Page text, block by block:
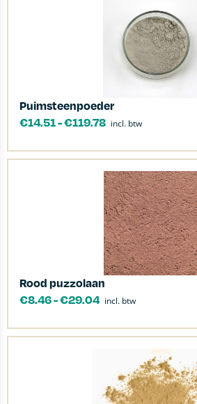
Puimsteenpoeder
€14.51-€119.78 incl. btw
Rood puzzolaan
€8.46-€29.04 incl. btw